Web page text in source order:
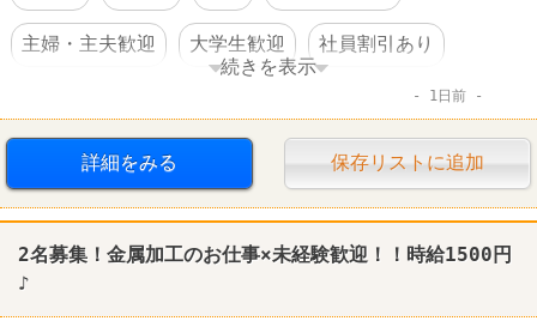
主婦・主夫歓迎 大学生歓迎 社員割引あり
車・バイク通勤可
髪型自由 ファーストフード
ケンタッキーフライドチキン
続きを表示
1日前
詳細をみる 保存リストに追加
2名募集！金属加工のお仕事×未経験歓迎！！時給1500円
♪